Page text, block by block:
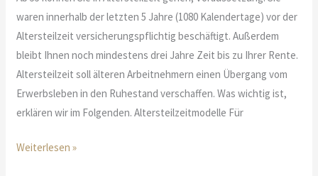
waren innerhalb der letzten 5 Jahre (1080 Kalendertage) vor der
Altersteilzeit versicherungspflichtig beschäftigt. Außerdem
bleibt Ihnen noch mindestens drei Jahre Zeit bis zu Ihrer Rente.
Altersteilzeit soll älteren Arbeitnehmern einen Übergang vom
Erwerbsleben in den Ruhestand verschaffen. Was wichtig ist,
erklären wir im Folgenden. Altersteilzeitmodelle Für
Über
Weiterlesen »